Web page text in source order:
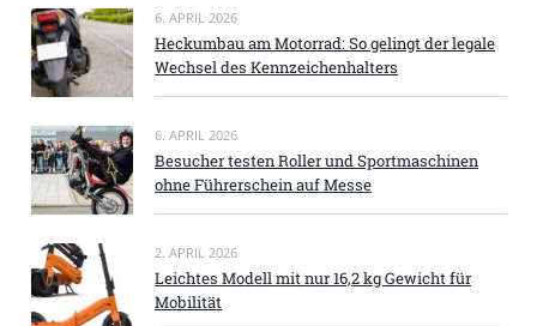
6. APRIL 2026
Heckumbau am Motorrad: So gelingt der legale
Wechsel des Kennzeichenhalters
6. APRIL 2026
Besucher testen Roller und Sportmaschinen
ohne Führerschein auf Messe
2. APRIL 2026
Leichtes Modell mit nur 16,2 kg Gewicht für
Mobilität